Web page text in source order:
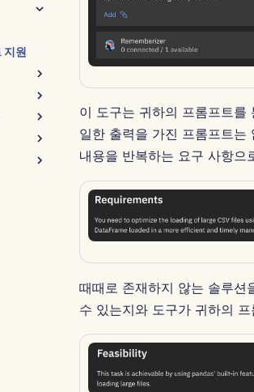
지원
이 도구는 귀하의 프롬프트
일한 출력을 가진 프롬프트
내용을 반복하는 요구 사항으
때때로 존재하지 않는 솔루
수 있는지와 도구가 귀하의